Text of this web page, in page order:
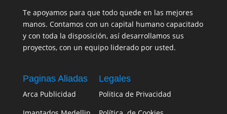
Te apoyamos para que todo quede en las mejores
manos. Contamos con un capital humano capacitado
y con toda la disposición, así desarrollamos sus
proyectos, con un equipo liderado por usted.
Paginas Aliadas
Arca Publicidad
Legales
Politica de Privacidad